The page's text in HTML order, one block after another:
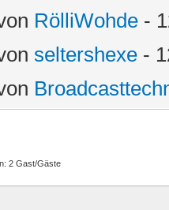
RölliWohde -
seltershexe -
2 Gast/Gäste